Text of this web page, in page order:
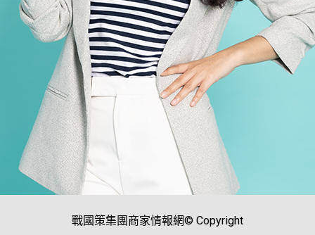
戰國策集團商家情報網© Copyright